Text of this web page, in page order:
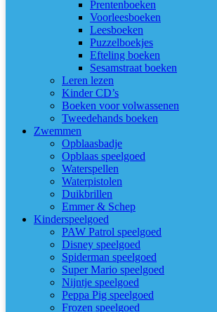
Prentenboeken
Voorleesboeken
Leesboeken
Puzzelboekjes
Efteling boeken
Sesamstraat boeken
Leren lezen
Kinder CD’s
Boeken voor volwassenen
Tweedehands boeken
Zwemmen
Opblaasbadje
Opblaas speelgoed
Waterspellen
Waterpistolen
Duikbrillen
Emmer & Schep
Kinderspeelgoed
PAW Patrol speelgoed
Disney speelgoed
Spiderman speelgoed
Super Mario speelgoed
Nijntje speelgoed
Peppa Pig speelgoed
Frozen speelgoed